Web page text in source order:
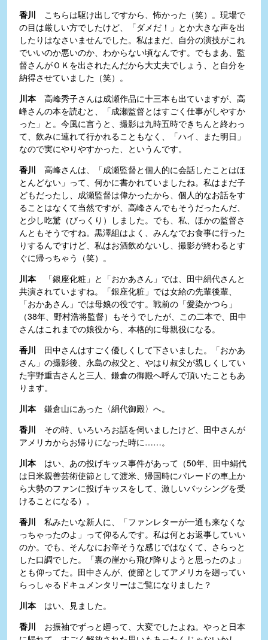
香川 こちらは駆け出しですから、怖かった（笑）。現場で
の目は厳しい方でしたけど、「ダメだ！」とか大きな声を出
したりはなさいませんでした。私はまだ、自分の演技がこれ
でいいのか悪いのか、わからない頃なんです。でもまあ、監
督さんがＯＫを出されたんだから大丈夫でしょう、と自分を
納得させていました（笑）。
川本高峰秀子さんは成瀬作品に十三本も出ていますが、高
峰さんの本を読むと、「成瀬監督とはすごく仕事がしやすか
った」と。今風に言うと、撮影は九時五時できちんと終わっ
て、飲みに連れて行かれることもなく、「ハイ、また明日」
なので実にやりやすかった、というんです。
香川 高峰さんは、「成瀬監督と個人的に会話したことはほ
とんどない」って、何かに書かれていましたね。私はまだ子
どもだったし、成瀬監督は偉かったから、個人的なお話をす
ることはなくて当然ですが、高峰さんでもそうだったんだ、
と少し吃驚（びっくり）しました。でも、私、ほかの監督さ
んともそうですね。黒澤組はよく、みんなでお食事に行った
りするんですけど、私はお酒飲めないし、撮影が終わるとす
ぐに帰っちゃう（笑）。
川本「銀座化粧」と「おかあさん」では、田中絹代さんと
共演されていますね。「銀座化粧」では女給の先輩後輩、
「おかあさん」では母娘の役です。戦前の「愛染かつら」
（38年、野村浩将監督）もそうでしたが、この二本で、田中
さんはこれまでの娘役から、本格的に母親役になる。
香川 田中さんはすごく優しくして下さいました。「おかあ
さん」の撮影後、永島の叔父と、やはり叔父が親しくしてい
た宇野重吉さんと三人、鎌倉の御殿へ呼んで頂いたこともあ
ります。
川本鎌倉山にあった〈絹代御殿〉へ。
香川 その時、いろいろお話を伺いましたけど、田中さんが
アメリカからお帰りになった時に……。
川本はい、あの投げキッス事件があって（50年、田中絹代
は日米親善芸術使節として渡米、帰国時にパレードの車上か
ら大勢のファンに投げキッスをして、激しいバッシングを受
けることになる）。
香川 私みたいな新人に、「ファンレターが一通も来なくな
っちゃったのよ」って仰るんです。私は何とお返事していい
のか。でも、そんなにお辛そうな感じではなくて、さらっと
した口調でした。「裏の崖から飛び降りようと思ったのよ」
とも仰ってた。田中さんが、使節としてアメリカを廻ってい
らっしゃるドキュメンタリーはご覧になりました？
川本はい、見ました。
香川 お振袖でずっと廻って、大変でしたよね。やっと日本